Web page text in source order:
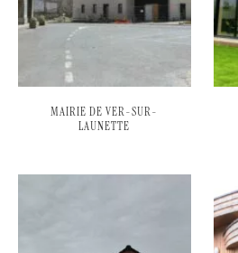
MAIRIE DE VER-SUR-
LAUNETTE